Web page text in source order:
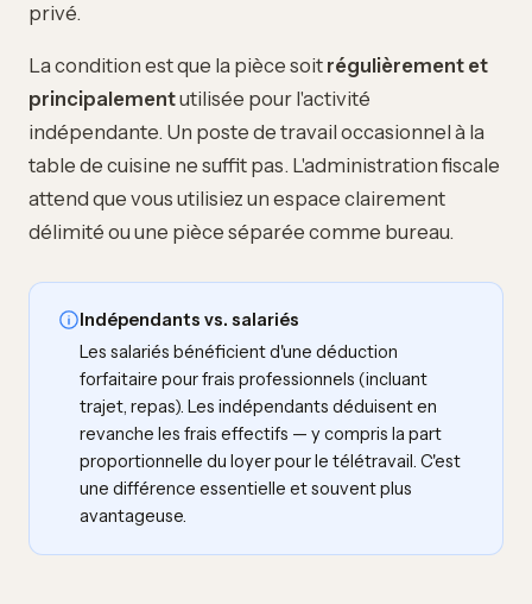
privé.
La condition est que la pièce soit régulièrement et
principalementutilisée pour l'activité
indépendante. Un poste de travail occasionnel à la
table de cuisine ne suffit pas. L'administration fiscale
attend que vous utilisiez un espace clairement
délimité ou une pièce séparée comme bureau.
Indépendants vs. salariés
Les salariés bénéficient d'une déduction
forfaitaire pour frais professionnels (incluant
trajet, repas). Les indépendants déduisent en
revanche les frais effectifs — y compris la part
proportionnelle du loyer pour le télétravail. C'est
une différence essentielle et souvent plus
avantageuse.